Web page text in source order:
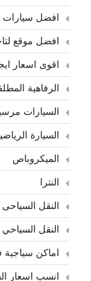
افضل سيارات
افضل موقع
اقوى اسعار
الرفاهية
السيارات
السيارة
الميكروباص
النترا
النقل
النقل السياحي
اماكن سياجية
انسب اسعار